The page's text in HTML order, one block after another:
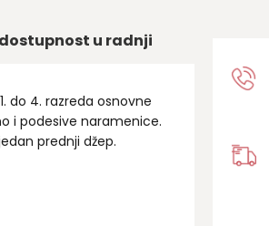
dostupnost u radnji
do 4. razreda osnovne
i podesive naramenice.
prednji džep.